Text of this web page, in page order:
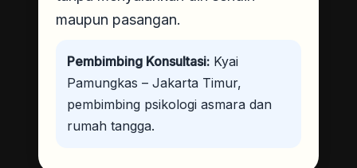
maupun pasangan.
Pembimbing Konsultasi: Kyai
Pamungkas – Jakarta Timur,
pembimbing psikologi asmara dan
rumah tangga.